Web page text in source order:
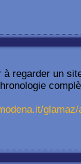
à regarder un